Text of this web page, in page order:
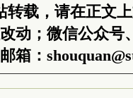
转载，请在正文
动；微信公众号
箱：